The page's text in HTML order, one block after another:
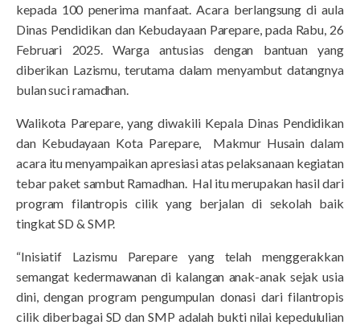
kepada 100 penerima manfaat. Acara berlangsung di aula
Dinas Pendidikan dan Kebudayaan Parepare, pada Rabu, 26
Februari 2025. Warga antusias dengan bantuan yang
diberikan Lazismu, terutama dalam menyambut datangnya
bulan suci ramadhan.
Walikota Parepare, yang diwakili Kepala Dinas Pendidikan
dan Kebudayaan Kota Parepare, Makmur Husain dalam
acara itu menyampaikan apresiasi atas pelaksanaan kegiatan
tebar paket sambut Ramadhan. Hal itu merupakan hasil dari
program filantropis cilik yang berjalan di sekolah baik
tingkat SD & SMP.
“Inisiatif Lazismu Parepare yang telah menggerakkan
semangat kedermawanan di kalangan anak-anak sejak usia
dini, dengan program pengumpulan donasi dari filantropis
cilik diberbagai SD dan SMP adalah bukti nilai kepedululian